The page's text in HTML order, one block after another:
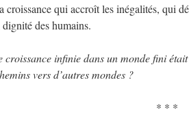
croissance qui accroît les inégalités, qui
des humains.
croissance infinie dans un monde fini
vers d’autres mondes ?
* * *